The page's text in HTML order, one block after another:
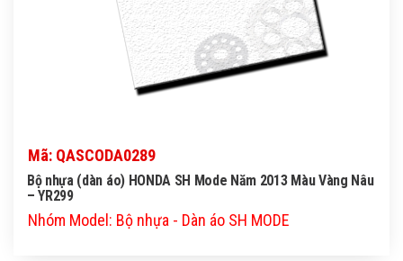
Mã: QASCODA0289
Bộ nhựa (dàn áo) HONDA SH Mode Năm 2013 Màu Vàng Nâu
– YR299
Nhóm Model: Bộ nhựa - Dàn áo SH MODE